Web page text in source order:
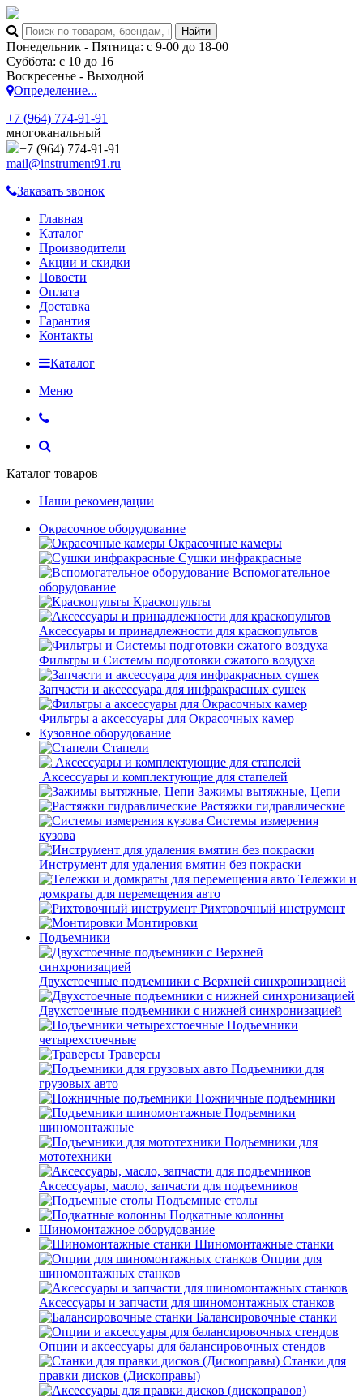
Понедельник - Пятница: с 9-00 до 18-00
Суббота: с 10 до 16
Воскресенье - Выходной
Определение...
+7 (964) 774-91-91
многоканальный
+7 (964) 774-91-91
mail@instrument91.ru
Заказать звонок
Главная
Каталог
Производители
Акции и скидки
Новости
Оплата
Доставка
Гарантия
Контакты
Каталог
Меню
Каталог товаров
Наши рекомендации
Окрасочное оборудование
Окрасочные камеры
Сушки инфракрасные
Вспомогательное
оборудование
Краскопульты
Аксессуары и принадлежности для краскопультов
Фильтры и Системы подготовки сжатого воздуха
Запчасти и аксессуара для инфракрасных сушек
Фильтры а аксессуары для Окрасочных камер
Кузовное оборудование
Стапели
Аксессуары и комплектующие для стапелей
Зажимы вытяжные, Цепи
Растяжки гидравлические
Системы измерения
кузова
Инструмент для удаления вмятин без покраски
Тележки и
домкраты для перемещения авто
Рихтовочный инструмент
Монтировки
Подъемники
Двухстоечные подъемники с Верхней синхронизацией
Двухстоечные подъемники с нижней синхронизацией
Подъемники
четырехстоечные
Траверсы
Подъемники для
грузовых авто
Ножничные подъемники
Подъемники
шиномонтажные
Подъемники для
мототехники
Аксессуары, масло, запчасти для подъемников
Подъемные столы
Подкатные колонны
Шиномонтажное оборудование
Шиномонтажные станки
Опции для
шиномонтажных станков
Аксессуары и запчасти для шиномонтажных станков
Балансировочные станки
Опции и аксессуары для балансировочных стендов
Станки для
правки дисков (Дископравы)